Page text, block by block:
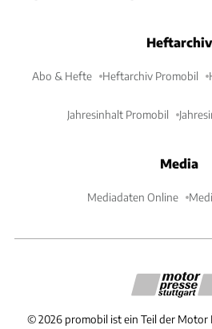
Heftarchiv
Abo & Hefte Heftarchiv Promobil
Jahresinhalt Promobil
Media
Mediadaten Online
©2026 promobil ist ein Teil der